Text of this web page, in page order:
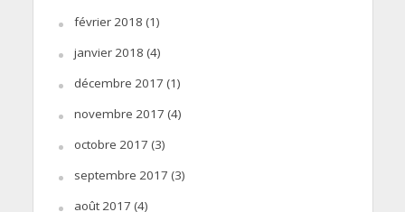
février 2018 (1)
janvier 2018 (4)
décembre 2017 (1)
novembre 2017 (4)
octobre 2017 (3)
septembre 2017 (3)
août 2017 (4)